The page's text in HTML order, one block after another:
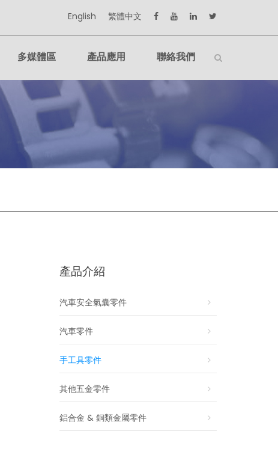
English 繁體中文
多媒體區 產品應用 聯絡我們
產品介紹
汽車安全氣囊零件
汽車零件
手工具零件
其他五金零件
鋁合金 & 銅類金屬零件